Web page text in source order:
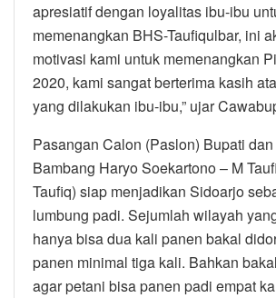
apresiatif dengan loyalitas ibu-ibu
memenangkan BHS-Taufiqulbar, ini
motivasi kami untuk memenangkan
2020, kami sangat berterima kasih
yang dilakukan ibu-ibu,” ujar
Pasangan Calon (Paslon) Bupati
Bambang Haryo Soekartono – M
Taufiq) siap menjadikan Sidoarjo
lumbung padi. Sejumlah wilayah
hanya bisa dua kali panen bakal
panen minimal tiga kali. Bahkan
agar petani bisa panen padi empat